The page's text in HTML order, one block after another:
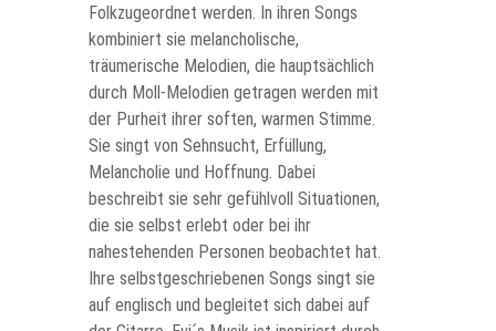
Folkzugeordnet werden. In ihren Songs
kombiniert sie melancholische,
träumerische Melodien, die hauptsächlich
durch Moll-Melodien getragen werden mit
der Purheit ihrer soften, warmen Stimme.
Sie singt von Sehnsucht, Erfüllung,
Melancholie und Hoffnung. Dabei
beschreibt sie sehr gefühlvoll Situationen,
die sie selbst erlebt oder bei ihr
nahestehenden Personen beobachtet hat.
Ihre selbstgeschriebenen Songs singt sie
auf englisch und begleitet sich dabei auf